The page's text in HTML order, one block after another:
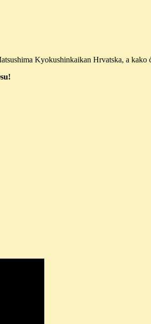
Kyokushinkaikan Hrvatska, a kako